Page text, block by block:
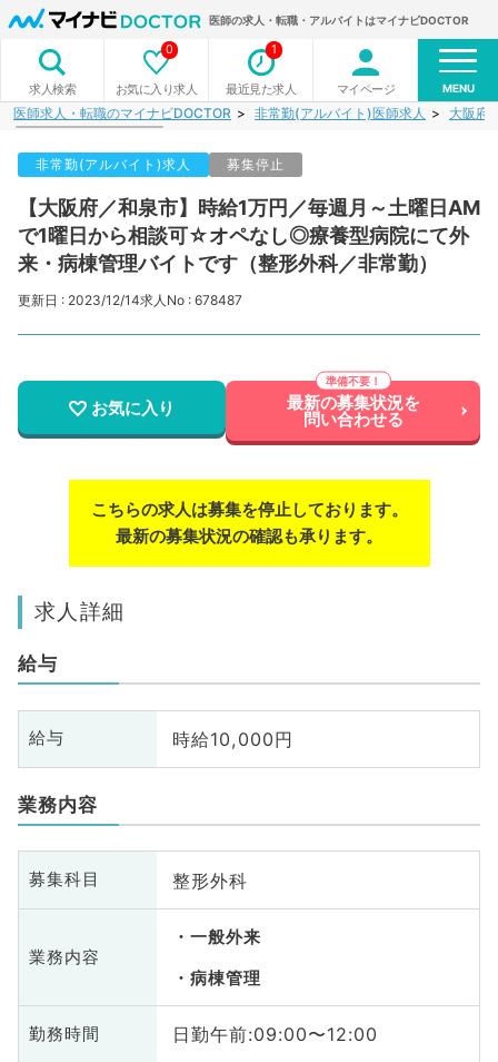
医師の求人・転職・アルバイトはマイナビDOCTOR
求人検索 お気に入り求人
0
最近見た求人
1
マイページ MENU
医師求人・転職のマイナビDOCTOR 非常勤(アルバイト)医師求人 大阪府
非常勤(アルバイト)求人 募集停止
【大阪府／和泉市】時給1万円／毎週月～土曜日AM
で1曜日から相談可☆オペなし◎療養型病院にて外
来・病棟管理バイトです（整形外科／非常勤）
更新日 : 2023/12/14求人No : 678487
お気に入り 最新の募集状況を
問い合わせる
こちらの求人は募集を停止しております。
最新の募集状況の確認も承ります。
求人詳細
給与
給与 時給10,000円
業務内容
募集科目 整形外科
業務内容
一般外来
病棟管理
勤務時間 日勤午前:09:00〜12:00